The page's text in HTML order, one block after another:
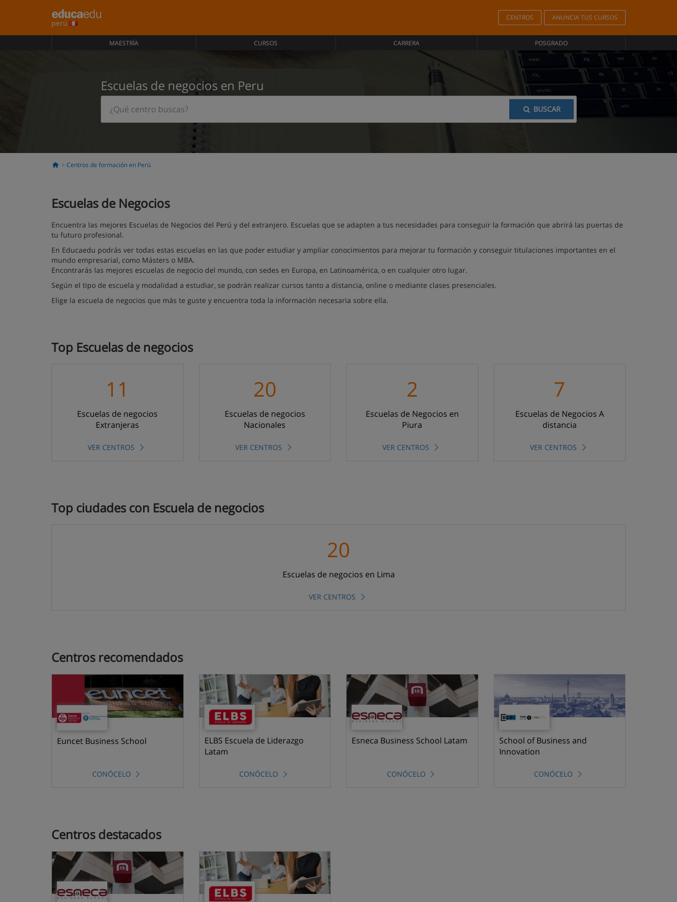
perú
CENTROS ANUNCIA TUS CURSOS
MAESTRÍA CURSOS CARRERA POSGRADO
Escuelas de negocios en Peru
BUSCAR
Centros de formación en Perú
Escuelas de Negocios
Encuentra las mejores Escuelas de Negocios del Perú y del extranjero. Escuelas que se adapten a tus necesidades para conseguir la formación que abrirá las puertas de
tu futuro profesional.
En Educaedu podrás ver todas estas escuelas en las que poder estudiar y ampliar conocimientos para mejorar tu formación y conseguir titulaciones importantes en el
mundo empresarial, como Másters o MBA.
Encontrarás las mejores escuelas de negocio del mundo, con sedes en Europa, en Latinoamérica, o en cualquier otro lugar.
Según el tipo de escuela y modalidad a estudiar, se podrán realizar cursos tanto a distancia, online o mediante clases presenciales.
Elige la escuela de negocios que más te guste y encuentra toda la información necesaria sobre ella.
Top Escuelas de negocios
11
Escuelas de negocios
Extranjeras
VER CENTROS
20
Escuelas de negocios
Nacionales
VER CENTROS
2
Escuelas de Negocios en
Piura
VER CENTROS
7
Escuelas de Negocios A
distancia
VER CENTROS
Top ciudades con Escuela de negocios
20
Escuelas de negocios en Lima
VER CENTROS
Centros recomendados
Euncet Business School
CONÓCELO
ELBS Escuela de Liderazgo
Latam
CONÓCELO
Esneca Business School Latam
CONÓCELO
School of Business and
Innovation
CONÓCELO
Centros destacados